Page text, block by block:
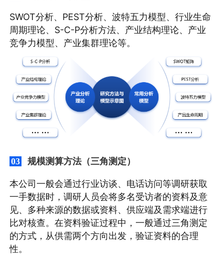
SWOT分析、PEST分析、波特五力模型、行业生命
周期理论、S-C-P分析方法、产业结构理论、产业
竞争力模型、产业集群理论等。
03 规模测算方法（三角测定）
本公司一般会通过行业访谈、电话访问等调研获取
一手数据时，调研人员会将多名受访者的资料及意
见、多种来源的数据或资料、供应端及需求端进行
比对核查。在资料验证过程中，一般通过三角测定
的方式，从供需两个方向出发，验证资料的合理
性。